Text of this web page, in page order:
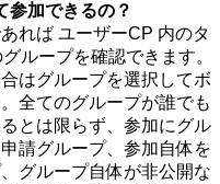
参加できるの？
れば ユーザーCP 内のタ
ループを確認できます。
はグループを選択してボ
全てのグループが誰でも
とは限らず、参加にグル
請グループ、参加自体を
グループ自体が非公開な